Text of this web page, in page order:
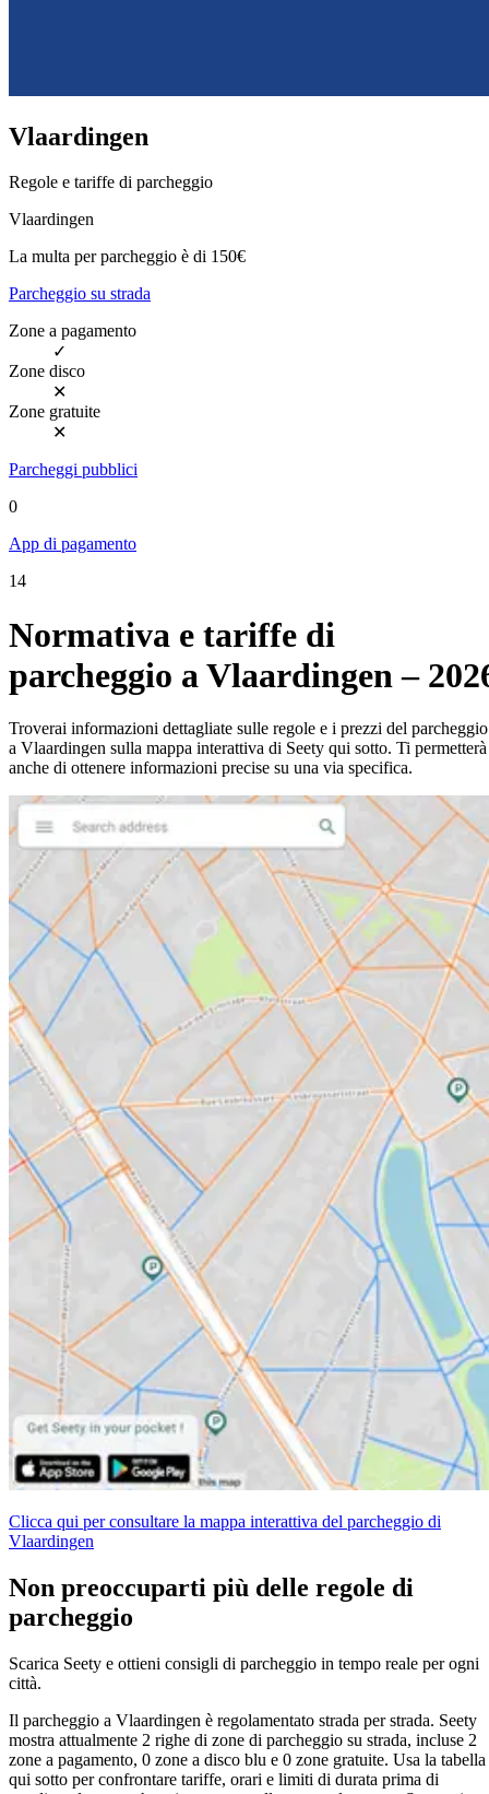
Vlaardingen
Regole e tariffe di parcheggio
Vlaardingen
La multa per parcheggio è di 150€
Parcheggio su strada
Zone a pagamento
✓
Zone disco
✕
Zone gratuite
✕
Parcheggi pubblici
0
App di pagamento
14
Normativa e tariffe di
parcheggio a Vlaardingen –
Troverai informazioni dettagliate sulle regole e i prezzi del parcheggio
a Vlaardingen sulla mappa interattiva di Seety qui sotto. Ti permetterà
anche di ottenere informazioni precise su una via specifica.
Clicca qui per consultare la mappa interattiva del parcheggio di
Vlaardingen
Non preoccuparti più delle regole di
parcheggio
Scarica Seety e ottieni consigli di parcheggio in tempo reale per ogni
città.
Il parcheggio a Vlaardingen è regolamentato strada per strada. Seety
mostra attualmente 2 righe di zone di parcheggio su strada, incluse 2
zone a pagamento, 0 zone a disco blu e 0 zone gratuite. Usa la tabella
qui sotto per confrontare tariffe, orari e limiti di durata prima di